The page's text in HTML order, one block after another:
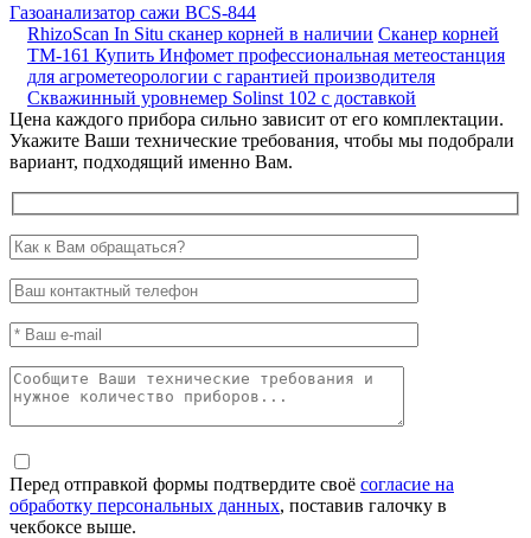
Газоанализатор сажи BCS-844
RhizoScan In Situ сканер корней в наличии Сканер корней
ТМ-161 Купить Инфомет профессиональная метеостанция
для агрометеорологии с гарантией производителя
Скважинный уровнемер Solinst 102 с доставкой
Цена каждого прибора сильно зависит от его комплектации.
Укажите Ваши технические требования, чтобы мы подобрали
вариант, подходящий именно Вам.
Перед отправкой формы подтвердите своё согласие на
обработку персональных данных, поставив галочку в
чекбоксе выше.